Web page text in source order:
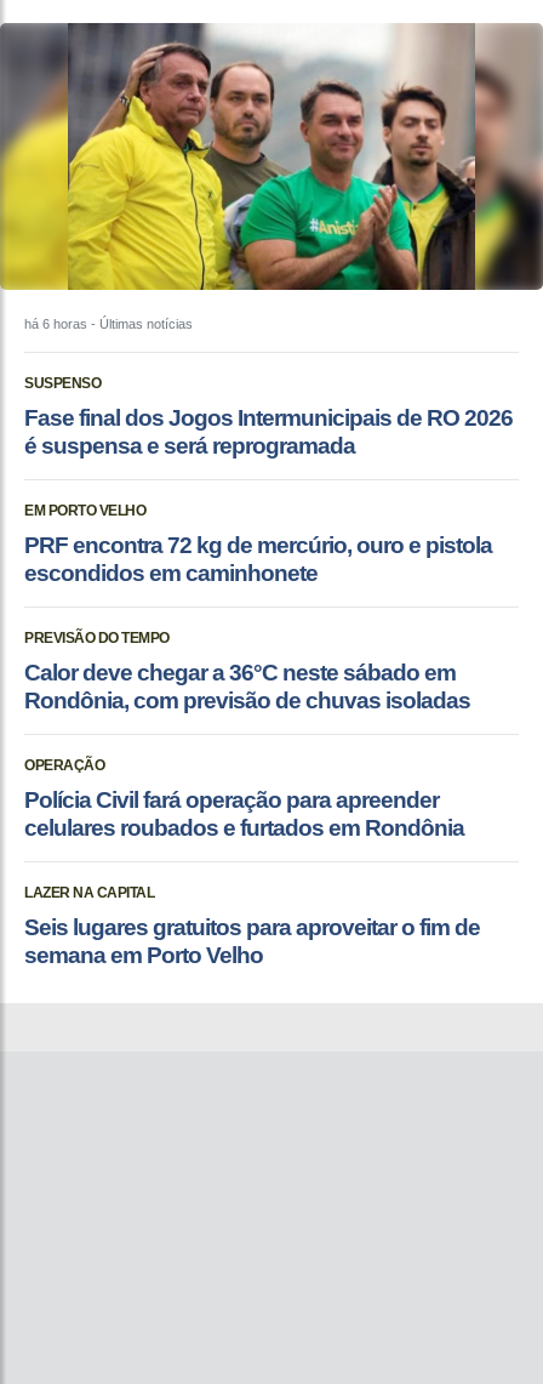
há 6 horas - Últimas notícias
SUSPENSO
Fase final dos Jogos Intermunicipais de RO 2026
é suspensa e será reprogramada
EM PORTO VELHO
PRF encontra 72 kg de mercúrio, ouro e pistola
escondidos em caminhonete
PREVISÃO DO TEMPO
Calor deve chegar a 36°C neste sábado em
Rondônia, com previsão de chuvas isoladas
OPERAÇÃO
Polícia Civil fará operação para apreender
celulares roubados e furtados em Rondônia
LAZER NA CAPITAL
Seis lugares gratuitos para aproveitar o fim de
semana em Porto Velho